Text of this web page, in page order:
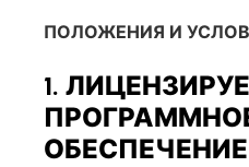
ПОЛОЖЕНИЯ И
1.
ОБЕСПЕЧЕНИЕ